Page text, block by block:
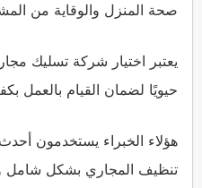
صحة المنزل والوقاية من
يعتبر اختيار شركة تسليك
حيويًا لضمان القيام بالعمل
هؤلاء الخبراء يستخدمون
تنظيف المجاري بشكل شامل